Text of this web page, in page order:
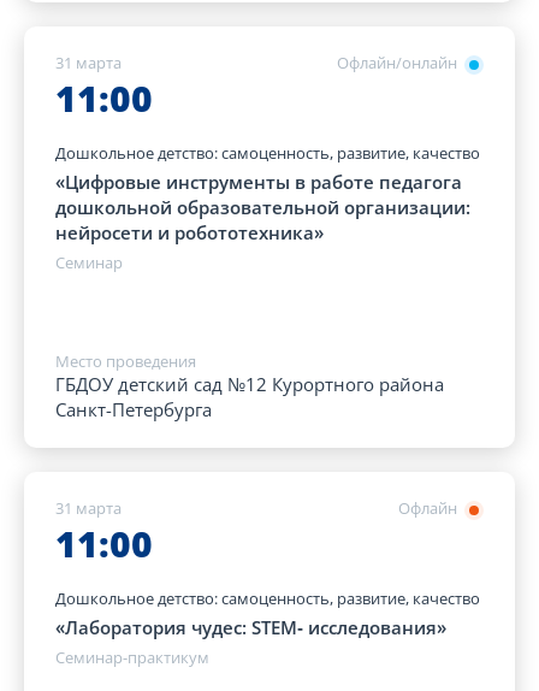
Офлайн/онлайн
31 марта
11:00
Дошкольное детство: самоценность, развитие, качество
«Цифровые инструменты в работе педагога
дошкольной образовательной организации:
нейросети и робототехника»
Семинар
Место проведения
ГБДОУ детский сад №12 Курортного района
Санкт-Петербурга
Офлайн
31 марта
11:00
Дошкольное детство: самоценность, развитие, качество
«Лаборатория чудес: STEM‑ исследования»
Семинар-практикум